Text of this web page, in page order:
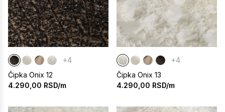
+4
Čipka Onix 12
4.290,00 RSD/m
+4
Čipka Onix 13
4.290,00 RSD/m